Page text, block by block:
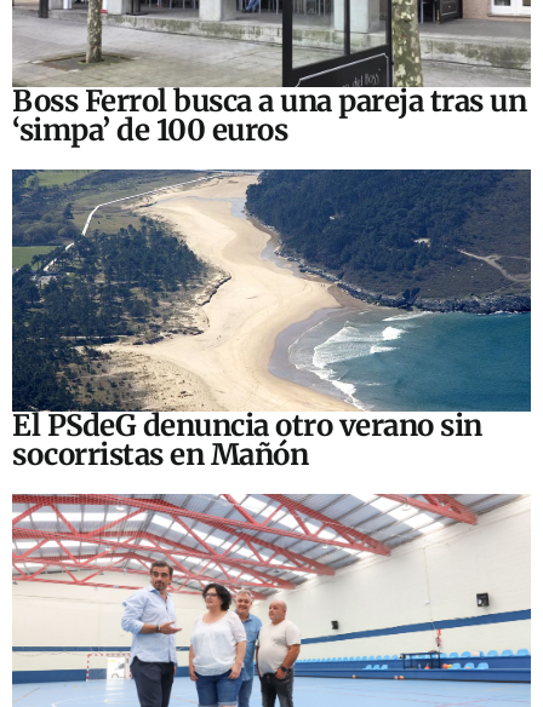
Boss Ferrol busca a una pareja tras un
‘simpa’ de 100 euros
El PSdeG denuncia otro verano sin
socorristas en Mañón